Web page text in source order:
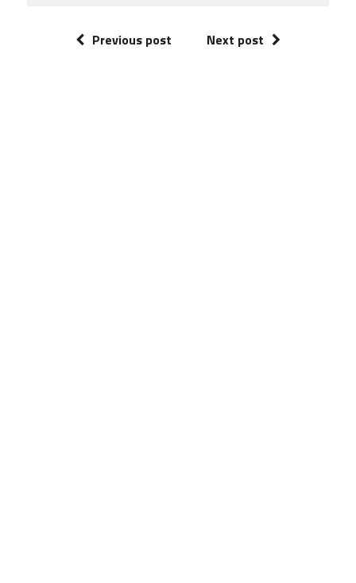
Previous post Next post